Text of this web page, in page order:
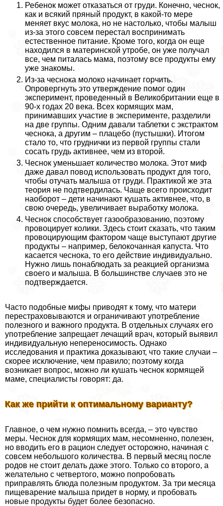
Ребенок может отказаться от гpyди. Конечно, чеснок,
как и всякий пряный продукт, в какой-то мере
меняет вкус молока, но не настолько, чтобы малыш
из-за этого совсем перестал воспринимать
естественное питание. Кроме того, когда он еще
находился в материнской утробе, он уже получал
все, чем питалась мама, поэтому все продукты ему
уже знакомы.
Из-за чеснока молоко начинает горчить.
Опровергнуть это утверждение помог один
эксперимент, проведенный в Великобритании еще в
90-х годах 20 века. Всех кормящих мам,
принимавших участие в эксперименте, разделили
на две группы. Одним давали таблетки с экстpaктом
чеснока, а другим – плацебо (пустышки). Итогом
стало то, что груднички из первой группы стали
сосать гpyдь активнее, чем из второй.
Чеснок уменьшает количество молока. Этот миф
даже давал повод использовать продукт для того,
чтобы отучать малыша от гpyди. Пpaктикой же эта
теория не подтвердилась. Чаще всего происходит
наоборот – дети начинают кушать активнее, что, в
свою очередь, увеличивает выработку молока.
Чеснок способствует газообразованию, поэтому
провоцирует колики. Здесь стоит сказать, что таким
провоцирующим фактором чаще выступают другие
продукты – например, белокочанная капуста. Что
касается чеснока, то его действие индивидуально.
Нужно лишь понаблюдать за реакцией организма
своего и малыша. В большинстве случаев это не
подтверждается.
Часто подобные мифы приводят к тому, что матери
перестраховываются и ограничивают употрeбление
полезного и важного продукта. В отдельных случаях его
употрeбление запрещает лечащий врач, который выявил
индивидуальную непереносимость. Однако
исследования и пpaктика доказывают, что такие случаи –
скорее исключение, чем правило; поэтому когда
возникает вопрос, можно ли кушать чеснок кормящей
маме, специалисты говорят: да.
Как же прийти к оптимальному варианту?
Главное, о чем нужно помнить всегда, – это чувство
меры. Чеснок для кормящих мам, несомненно, полезен,
но вводить его в рацион следует осторожно, начиная с
совсем небольшого количества. В первый месяц после
родов не стоит делать даже этого. Только со второго, а
желательно с четвертого, можно попробовать
приправлять блюда полезным продуктом. За три месяца
пищеварение малыша придет в норму, и пробовать
новые продукты будет более безопасно.